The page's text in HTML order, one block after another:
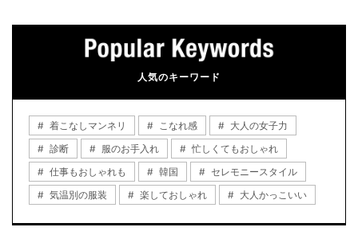
人気のキーワード
着こなしマンネリ こなれ感
大人の女子力
診断
服のお手入れ
忙しくてもおしゃれ
仕事もおしゃれも
韓国
セレモニースタイル
気温別の服装
楽しておしゃれ 大人かっこいい